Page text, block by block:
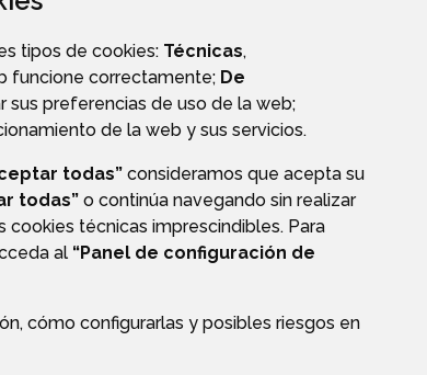
tipos de cookies: Técnicas,
funcione correctamente; De
sus preferencias de uso de la web;
de la web y sus servicios.
todas” consideramos que acepta su
todas” o continúa navegando sin realizar
cookies técnicas imprescindibles. Para
al “Panel de configuración de
cómo configurarlas y posibles riesgos en
PERFIL DEL CONTRATANTE
PROTECCIÓN DE DATOS ACCESIBILIDAD